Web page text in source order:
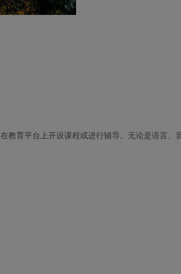
教育平台上开设课程或进行辅导。无论是语言、